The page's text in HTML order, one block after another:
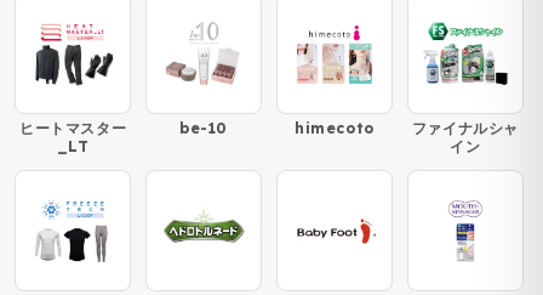
ヒートマスター
_LT
be-10 himecoto
ファイナルシャ
イン